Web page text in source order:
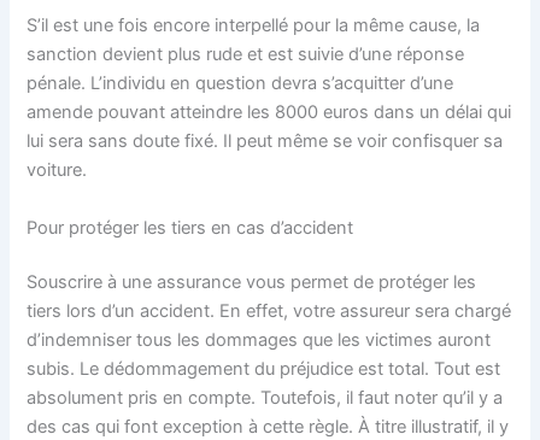
S’il est une fois encore interpellé pour la même cause, la
sanction devient plus rude et est suivie d’une réponse
pénale. L’individu en question devra s’acquitter d’une
amende pouvant atteindre les 8000 euros dans un délai qui
lui sera sans doute fixé. Il peut même se voir confisquer sa
voiture.
Pour protéger les tiers en cas d’accident
Souscrire à une assurance vous permet de protéger les
tiers lors d’un accident. En effet, votre assureur sera chargé
d’indemniser tous les dommages que les victimes auront
subis. Le dédommagement du préjudice est total. Tout est
absolument pris en compte. Toutefois, il faut noter qu’il y a
des cas qui font exception à cette règle. À titre illustratif, il y